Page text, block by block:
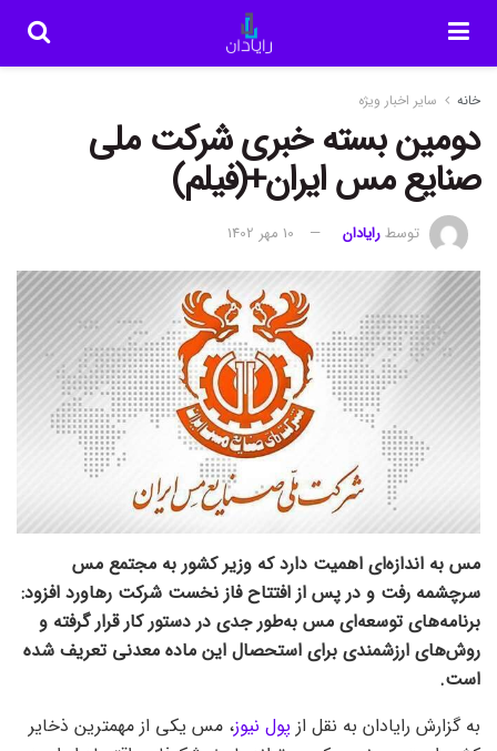
خانه سایر اخبار ویژه
دومین بسته خبری شرکت ملی
صنایع مس ایران+(فیلم)
توسطرایادان 10 مهر 1402
مس به اندازه‌ای اهمیت دارد که وزیر کشور به مجتمع مس
سرچشمه رفت و در پس از افتتاح فاز نخست شرکت رهاورد افزود:
برنامه‌های توسعه‌ای مس به‌طور جدی در دستور کار قرار گرفته و
روش‌های ارزشمندی برای استحصال این ماده معدنی تعریف شده
است.
به گزارش رایادان به نقل از پول نیوز، مس یکی از مهمترین ذخایر